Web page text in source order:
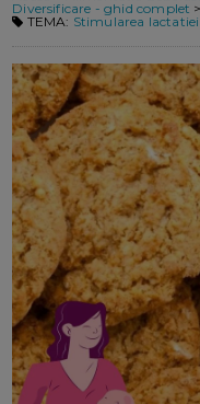
Diversificare - ghid complet >
TEMA: Stimularea lactatiei